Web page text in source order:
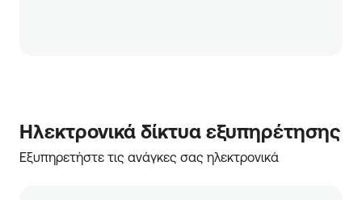
Ηλεκτρονικά δίκτυα εξυπηρέτησης
Εξυπηρετήστε τις ανάγκες σας ηλεκτρονικά